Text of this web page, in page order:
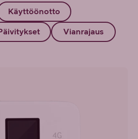
Käyttöönotto
Vianrajaus